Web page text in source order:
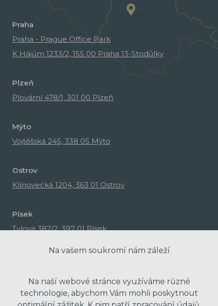
Praha
Praha - Prague Office Park
K Hájům 1233/2, 155 00 Praha 13-Stodůlky
Plzeň
Plovární 478/1, 301 00 Plzeň
Mýto
Vojtěšská 245, 338 05 Mýto
Ostrov
Klínovecká 1204, 363 01 Ostrov
Písek
Tylova 382/2, 397 01 Písek
Na vašem soukromí nám záleží
Na naší webové stránce využíváme různé
technologie, abychom Vám mohli poskytnout